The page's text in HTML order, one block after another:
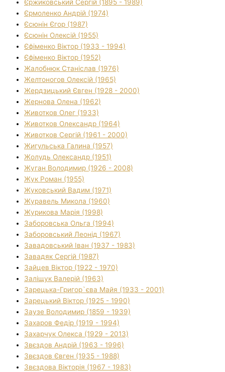
Єржиковський Сергій (1895 - 1989)
Єрмоленко Андрій (1974)
Єсюнін Єгор (1987)
Єсюнін Олексій (1955)
Єфіменко Віктор (1933 - 1994)
Єфіменко Віктор (1952)
Жалобнюк Станіслав (1976)
Желтоногов Олексій (1965)
Жердзицький Євген (1928 - 2000)
Жернова Олена (1962)
Животков Олег (1933)
Животков Олександр (1964)
Животков Сергій (1961 - 2000)
Жигульська Галина (1957)
Жолудь Олександр (1951)
Жуган Володимир (1926 - 2008)
Жук Роман (1955)
Жуковський Вадим (1971)
Журавель Микола (1960)
Журикова Марія (1998)
Заборовська Ольга (1994)
Заборовський Леонід (1967)
Завадовський Іван (1937 - 1983)
Завадяк Сергій (1987)
Зайцев Віктор (1922 - 1970)
Заліщук Валерій (1963)
Зарецька-Григор`єва Майя (1933 - 2001)
Зарецький Віктор (1925 - 1990)
Заузе Володимир (1859 - 1939)
Захаров Федір (1919 - 1994)
Захарчук Олекса (1929 - 2013)
Звєздов Андрій (1963 - 1996)
Звєздов Євген (1935 - 1988)
Звєздова Вікторія (1967 - 1983)